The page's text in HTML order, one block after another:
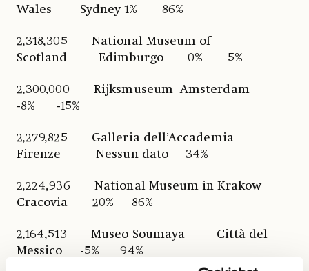
Wales Sydney 1% 86%
2,318,305 National Museum of
Scotland Edimburgo 0% 5%
2,300,000 Rijksmuseum Amsterdam
-8% -15%
2,279,825 Galleria dell’Accademia
Firenze Nessun dato 34%
2,224,936 National Museum in Krakow
Cracovia 20% 86%
2,164,513 Museo Soumaya Città del
Messico -5% 94%